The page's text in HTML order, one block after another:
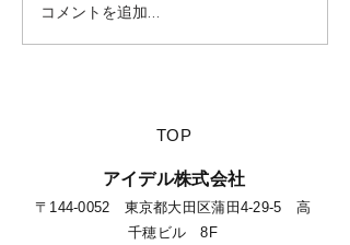
【夏休みに行きたい山派
キャンパーにオススメの
コメントを追加…
​TOP
​アイデル株式会社
​​〒144-0052 東京都大田区蒲田4-29-5 高
千穂ビル 8F​